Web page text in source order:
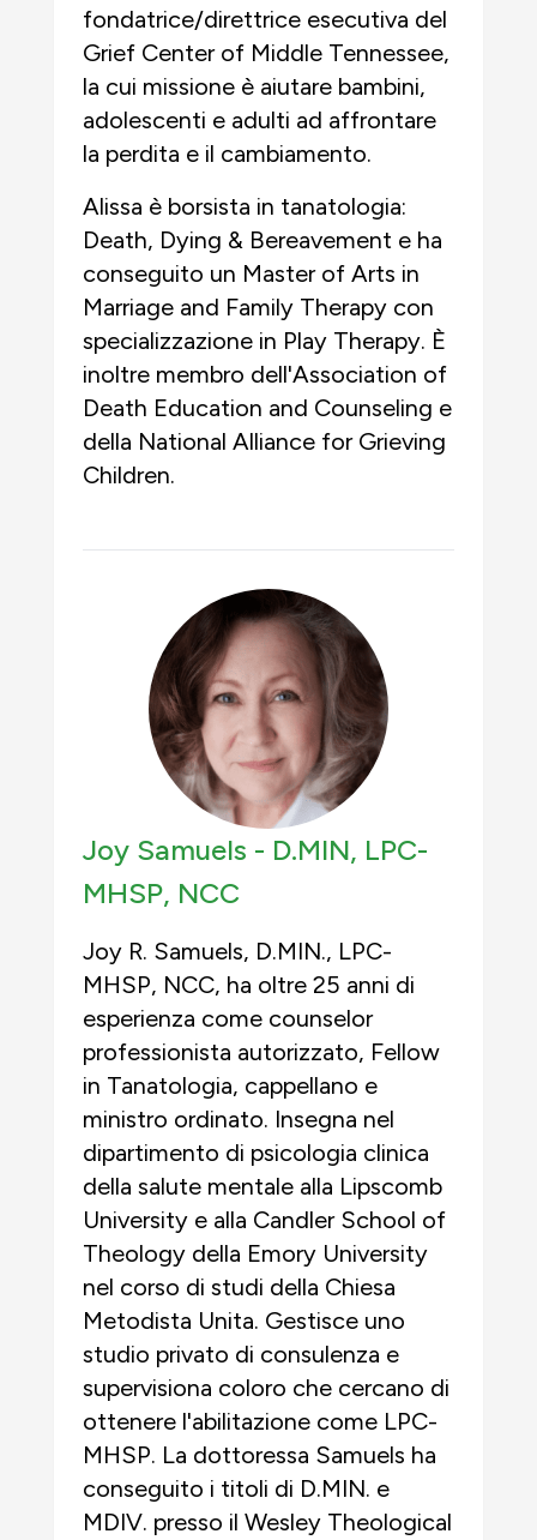
fondatrice/direttrice esecutiva del
Grief Center of Middle Tennessee,
la cui missione è aiutare bambini,
adolescenti e adulti ad affrontare
la perdita e il cambiamento.
Alissa è borsista in tanatologia:
Death, Dying & Bereavement e ha
conseguito un Master of Arts in
Marriage and Family Therapy con
specializzazione in Play Therapy. È
inoltre membro dell'Association of
Death Education and Counseling e
della National Alliance for Grieving
Children.
Joy Samuels - D.MIN, LPC-
MHSP, NCC
Joy R. Samuels, D.MIN., LPC-
MHSP, NCC, ha oltre 25 anni di
esperienza come counselor
professionista autorizzato, Fellow
in Tanatologia, cappellano e
ministro ordinato. Insegna nel
dipartimento di psicologia clinica
della salute mentale alla Lipscomb
University e alla Candler School of
Theology della Emory University
nel corso di studi della Chiesa
Metodista Unita. Gestisce uno
studio privato di consulenza e
supervisiona coloro che cercano di
ottenere l'abilitazione come LPC-
MHSP. La dottoressa Samuels ha
conseguito i titoli di D.MIN. e
MDIV. presso il Wesley Theological